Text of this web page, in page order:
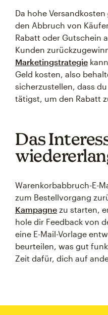
Da hohe Versandkosten
den Abbruch von
Rabatt oder Gutschein
Kunden
Marketingstrategie
Geld kosten, also
sicherzustellen, dass
tätigst, um den Rabatt
Das
Warenkorbabbruch-E-
zum Bestellvorgang
Kampagne zu starten,
hole dir Feedback von
eine E-Mail-Vorlage
beurteilen, was gut
Zeit dafür, dich auf